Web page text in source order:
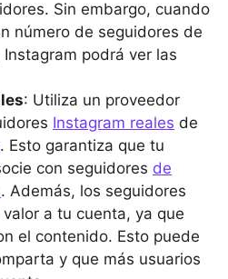
Sin embargo, cuando
número de seguidores de
podrá ver las
: Utiliza un proveedor
Instagram reales de
. Esto garantiza que tu
con seguidores de
. Además, los seguidores
a tu cuenta, ya que
el contenido. Esto puede
y que más usuarios